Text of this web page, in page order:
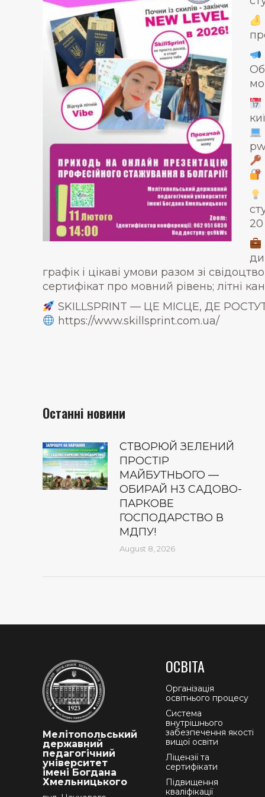
20
графік і цікаві умови разом зі
сертифікат про мовний рівень; літні
SKILLSPRINT — ЦЕ МІСЦЕ, ДЕ
https://www.skillsprint.com.ua/
Останні новини
СТВОРЮЙ ЗЕЛЕНИЙ
ПРОСТІР
МАЙБУТНЬОГО —
ОБИРАЙ Н3 САДОВО-
ПАРКОВЕ
ГОСПОДАРСТВО В
МДПУ!
August 8, 2026
Мелітопольський
державний
педагогічний
університет
імені Богдана
Хмельницького
ОСВІТА
Організація
освітнього процесу
Система
внутрішнього
забезпечення якості
вищої освіти
Ліцензії та
сертифікати
Підвищення
кваліфікації